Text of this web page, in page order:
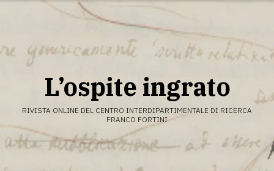
L’ospite ingrato
RIVISTA ONLINE DEL CENTRO INTERDIPARTIMENTALE DI RICERCA
FRANCO FORTINI